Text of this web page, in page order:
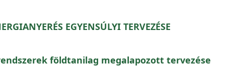
EGYENSÚLYI TERVEZÉSE
földtanilag megalapozott tervezése